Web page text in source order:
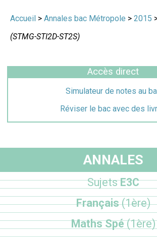
Accueil > Annales bac Métropole > 2015
(STMG-STI2D-ST2S)
Accès direct
Simulateur de notes au
Réviser le bac avec des
ANNALES
SujetsE3C
Français(1ère)
Maths Spé(1ère)